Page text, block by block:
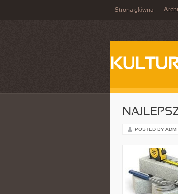
Strona główna
POSTED BY